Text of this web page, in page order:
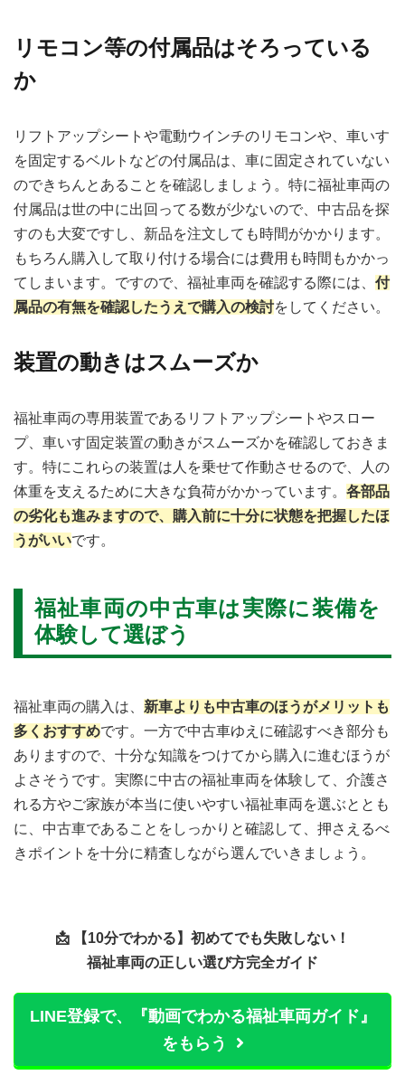
リモコン等の付属品はそろっている
か
リフトアップシートや電動ウインチのリモコンや、車いす
を固定するベルトなどの付属品は、車に固定されていない
のできちんとあることを確認しましょう。特に福祉車両の
付属品は世の中に出回ってる数が少ないので、中古品を探
すのも大変ですし、新品を注文しても時間がかかります。
もちろん購入して取り付ける場合には費用も時間もかかっ
てしまいます。ですので、福祉車両を確認する際には、 付
属品の有無を確認したうえで購入の検討をしてください。
装置の動きはスムーズか
福祉車両の専用装置であるリフトアップシートやスロー
プ、車いす固定装置の動きがスムーズかを確認しておきま
す。特にこれらの装置は人を乗せて作動させるので、人の
体重を支えるために大きな負荷がかかっています。 各部品
の劣化も進みますので、購入前に十分に状態を把握したほ
うがいいです。
福祉車両の中古車は実際に装備を
体験して選ぼう
福祉車両の購入は、 新車よりも中古車のほうがメリットも
多くおすすめです。一方で中古車ゆえに確認すべき部分も
ありますので、十分な知識をつけてから購入に進むほうが
よさそうです。実際に中古の福祉車両を体験して、介護さ
れる方やご家族が本当に使いやすい福祉車両を選ぶととも
に、中古車であることをしっかりと確認して、押さえるべ
きポイントを十分に精査しながら選んでいきましょう。
📩 【10分でわかる】初めてでも失敗しない！
福祉車両の正しい選び方完全ガイド
LINE登録で、『動画でわかる福祉車両ガイド』
をもらう